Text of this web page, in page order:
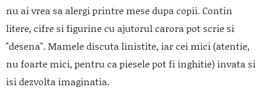
nu ai vrea sa alergi printre mese dupa copii. Contin
litere, cifre si figurine cu ajutorul carora pot scrie si
"desena". Mamele discuta linistite, iar cei mici (atentie,
nu foarte mici, pentru ca piesele pot fi inghitie) invata si
isi dezvolta imaginatia.